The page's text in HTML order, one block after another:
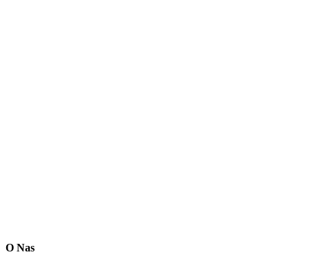
O Nas